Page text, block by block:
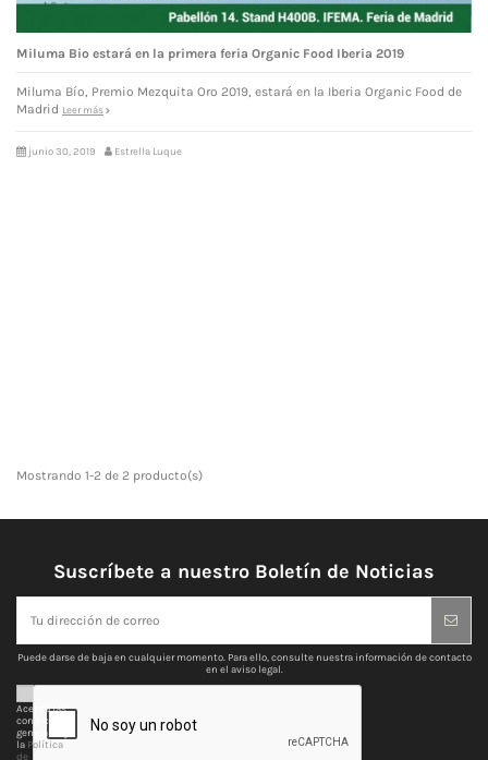
Miluma Bio estará en la primera feria Organic Food Iberia 2019
Miluma Bío, Premio Mezquita Oro 2019, estará en la Iberia Organic Food de
Madrid Leer más
junio 30, 2019 Estrella Luque
Mostrando 1-2 de 2 producto(s)
Suscríbete a nuestro Boletín de Noticias
Puede darse de baja en cualquier momento. Para ello, consulte nuestra información de contacto
en el aviso legal.
Acepto las
condiciones
generales y
la Política
de